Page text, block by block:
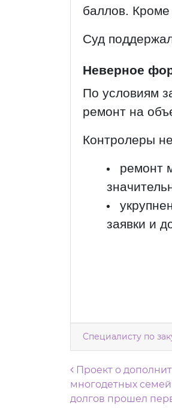
баллов. Кроме
Суд
Неверное
По условиям
ремонт на
Контролеры
ремонт
заявки и
Специалисту по
Навигация
Проект о
многодетных
долгов прошел